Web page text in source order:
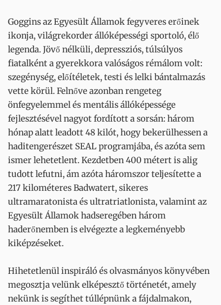
Goggins az Egyesült Államok fegyveres erőinek
ikonja, világrekorder állóképességi sportoló, élő
legenda. Jövő nélküli, depressziós, túlsúlyos
fiatalként a gyerekkora valóságos rémálom volt:
szegénység, előítéletek, testi és lelki bántalmazás
vette körül. Felnőve azonban rengeteg
önfegyelemmel és mentális állóképessége
fejlesztésével nagyot fordított a sorsán: három
hónap alatt leadott 48 kilót, hogy bekerülhessen a
haditengerészet SEAL programjába, és azóta sem
ismer lehetetlent. Kezdetben 400 métert is alig
tudott lefutni, ám azóta háromszor teljesítette a
217 kilométeres Badwatert, sikeres
ultramaratonista és ultratriatlonista, valamint az
Egyesült Államok hadseregében három
haderőnemben is elvégezte a legkeményebb
kiképzéseket.
Hihetetlenül inspiráló és olvasmányos könyvében
megosztja velünk elképesztő történetét, amely
nekünk is segíthet túllépnünk a fájdalmakon,